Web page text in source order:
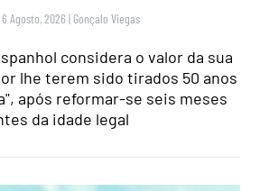
Agosto, 2026 | Gonçalo Viegas
considera o valor da sua
lhe terem sido tirados 50 anos
após reformar-se seis meses
da idade legal